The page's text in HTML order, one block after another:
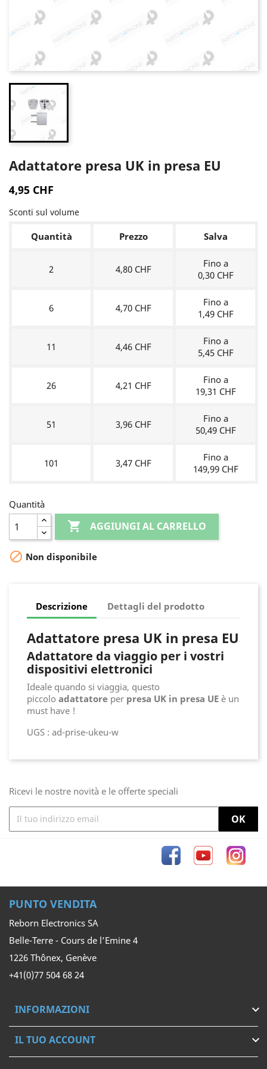
Adattatore presa UK in presa EU
4,95 CHF
Sconti sul volume
Quantità Prezzo Salva
2 4,80 CHF
Fino a
0,30 CHF
6 4,70 CHF
Fino a
1,49 CHF
11 4,46 CHF
Fino a
5,45 CHF
26 4,21 CHF
Fino a
19,31 CHF
51 3,96 CHF
Fino a
50,49 CHF
101 3,47 CHF
Fino a
149,99 CHF
Quantità
 AGGIUNGI AL CARRELLO
 Non disponibile
Descrizione Dettagli del prodotto
Adattatore presa UK in presa EU
Adattatore da viaggio per i vostri
dispositivi elettronici
Ideale quando si viaggia, questo
piccolo adattatore per presa UK in presa UE è un
must have !
UGS : ad-prise-ukeu-w
Ricevi le nostre novità e le offerte speciali
FacebookYouTube
PUNTO VENDITA
Reborn Electronics SA
Belle-Terre - Cours de l’Emine 4
1226 Thônex, Genève
+41(0)77 504 68 24
INFORMAZIONI 
IL TUO ACCOUNT 